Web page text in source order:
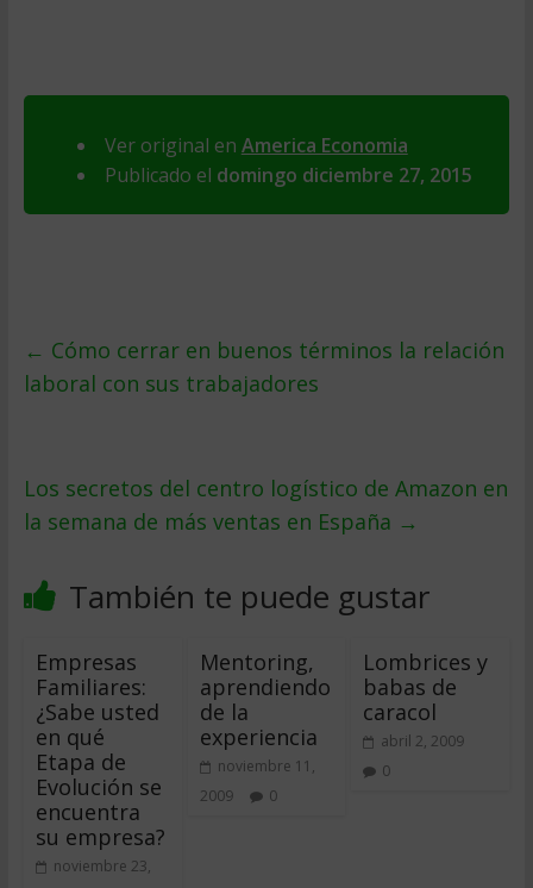
Ver original en America Economia
Publicado el domingo diciembre 27, 2015
← Cómo cerrar en buenos términos la relación
laboral con sus trabajadores
Los secretos del centro logístico de Amazon en
la semana de más ventas en España →
También te puede gustar
Empresas
Familiares:
¿Sabe usted
en qué
Etapa de
Evolución se
encuentra
su empresa?
noviembre 23,
Mentoring,
aprendiendo
de la
experiencia
noviembre 11,
2009
0
Lombrices y
babas de
caracol
abril 2, 2009
0